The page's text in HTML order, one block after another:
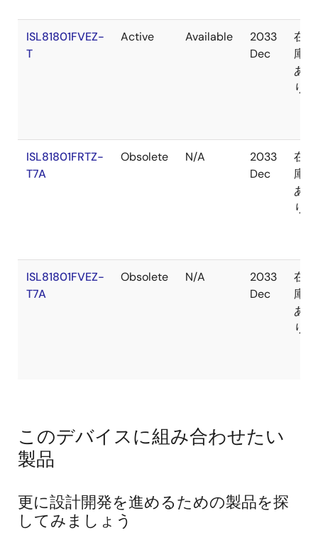
ISL81801FVEZ-
T
Active Available
2033
Dec
在
庫
あ
り
ISL81801FRTZ-
T7A
Obsolete N/A
2033
Dec
在
庫
あ
り
ISL81801FVEZ-
T7A
Obsolete N/A
2033
Dec
在
庫
あ
り
このデバイスに組み合わせたい
製品
更に設計開発を進めるための製品を探
してみましょう